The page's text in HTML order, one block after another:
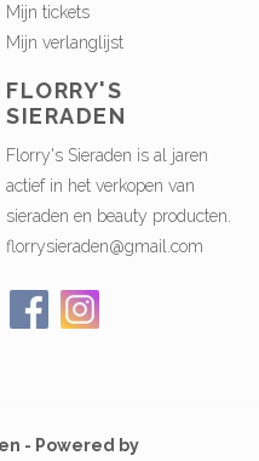
Mijn tickets
Mijn verlanglijst
FLORRY'S
SIERADEN
Florry's Sieraden is al jaren
actief in het verkopen van
sieraden en beauty producten.
florrysieraden@gmail.com
- Powered by